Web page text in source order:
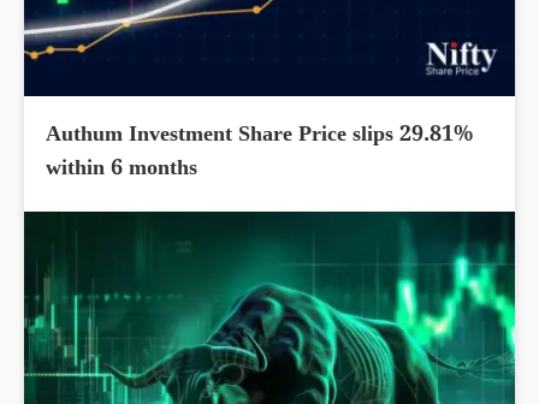
Authum Investment Share Price slips 29.81%
within 6 months